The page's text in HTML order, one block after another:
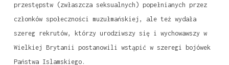
przestępstw (zwłaszcza seksualnych) popełnianych przez
członków społeczności muzułmańskiej, ale też wydała
szereg rekrutów, którzy urodziwszy się i wychowawszy w
Wielkiej Brytanii postanowili wstąpić w szeregi bojówek
Państwa Islamskiego.